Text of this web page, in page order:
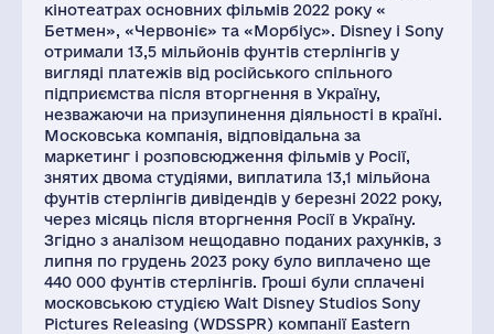
кінотеатрах основних фільмів 2022 року «
Бетмен», «Червоніє» та «Морбіус». Disney і Sony
отримали 13,5 мільйонів фунтів стерлінгів у
вигляді платежів від російського спільного
підприємства після вторгнення в Україну,
незважаючи на призупинення діяльності в країні.
Московська компанія, відповідальна за
маркетинг і розповсюдження фільмів у Росії,
знятих двома студіями, виплатила 13,1 мільйона
фунтів стерлінгів дивідендів у березні 2022 року,
через місяць після вторгнення Росії в Україну.
Згідно з аналізом нещодавно поданих рахунків, з
липня по грудень 2023 року було виплачено ще
440 000 фунтів стерлінгів. Гроші були сплачені
московською студією Walt Disney Studios Sony
Pictures Releasing (WDSSPR) компанії Eastern